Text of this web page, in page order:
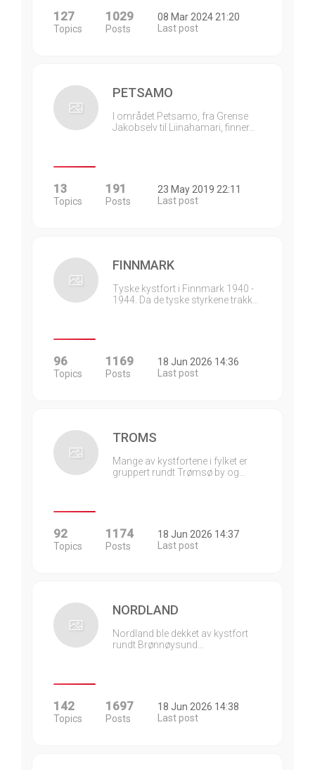
127
Topics
1029
Posts
08 Mar 2024 21:20
Last post
PETSAMO
I området Petsamo, fra Grense
Jakobselv til Liinahamari, finner…
13
Topics
191
Posts
23 May 2019 22:11
Last post
FINNMARK
Tyske kystfort i Finnmark 1940 -
1944. Da de tyske styrkene trakk…
96
Topics
1169
Posts
18 Jun 2026 14:36
Last post
TROMS
Mange av kystfortene i fylket er
gruppert rundt Trømsø by og…
92
Topics
1174
Posts
18 Jun 2026 14:37
Last post
NORDLAND
Nordland ble dekket av kystfort
rundt Brønnøysund…
142
Topics
1697
Posts
18 Jun 2026 14:38
Last post